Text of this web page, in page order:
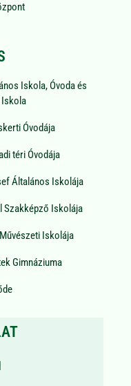
Iskola, Óvoda és
Óvodája
téri Óvodája
Általános Iskolája
Szakképző Iskolája
Iskolája
Gimnáziuma